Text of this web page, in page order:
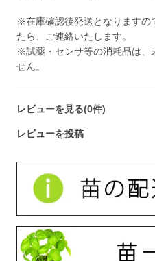
※在庫確認後発送となりますの
たら、ご連絡いたします。
※試薬・センサ等の消耗品は、
せん。
レビューを見る(0件)
レビューを投稿